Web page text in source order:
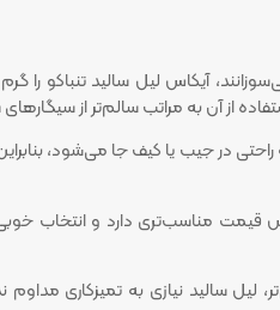
آیکاس لیل سالید تنباکو را
از آن به مراتب سالم‌تر از
در جیب یا کیف جا می‌شود، بنابراین
قیمت مناسب‌تری دارد و انتخاب
لیل سالید نیازی به تمیزکاری